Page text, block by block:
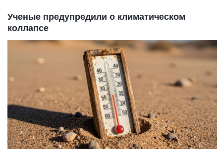
Ученые предупредили о климатическом
коллапсе